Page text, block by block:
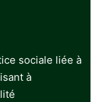
sociale liée à
à